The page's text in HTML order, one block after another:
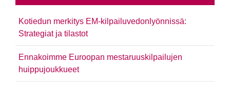
Kotiedun merkitys EM-kilpailuvedonlyönnissä:
Strategiat ja tilastot
Ennakoimme Euroopan mestaruuskilpailujen
huippujoukkueet